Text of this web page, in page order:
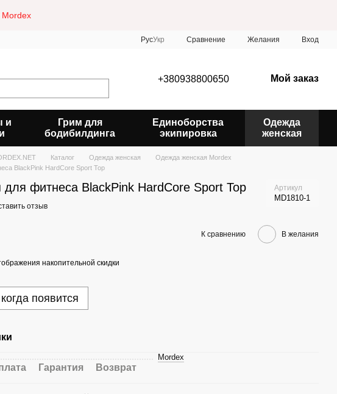
Mordex
РусУкр Сравнение Желания Вход
+380938800650 Мой заказ
и
Грим для
бодибилдинга
Единоборства
экипировка
Одежда
женская
Каталог Одежда женская
Одежда женская Mordex
BlackPink HardCore Sport Top
для фитнеса BlackPink HardCore Sport Top Артикул
MD1810-1
отзыв
К сравнению В желания
накопительной скидки
появится
Mordex
Гарантия Возврат